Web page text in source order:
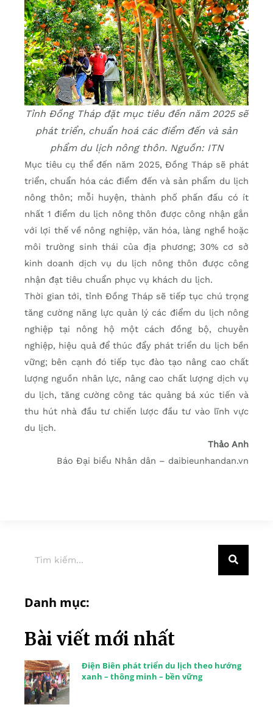
Tỉnh Đồng Tháp đặt mục tiêu đến năm 2025 sẽ
phát triển, chuẩn hoá các điểm đến và sản
phẩm du lịch nông thôn. Nguồn: ITN
Mục tiêu cụ thể đến năm 2025, Đồng Tháp sẽ phát
triển, chuẩn hóa các điểm đến và sản phẩm du lịch
nông thôn; mỗi huyện, thành phố phấn đấu có ít
nhất 1 điểm du lịch nông thôn được công nhận gắn
với lợi thế về nông nghiệp, văn hóa, làng nghề hoặc
môi trường sinh thái của địa phương; 30% cơ sở
kinh doanh dịch vụ du lịch nông thôn được công
nhận đạt tiêu chuẩn phục vụ khách du lịch.
Thời gian tới, tỉnh Đồng Tháp sẽ tiếp tục chú trọng
tăng cường năng lực quản lý các điểm du lịch nông
nghiệp tại nông hộ một cách đồng bộ, chuyên
nghiệp, hiệu quả để thúc đẩy phát triển du lịch bền
vững; bên cạnh đó tiếp tục đào tạo nâng cao chất
lượng nguồn nhân lực, nâng cao chất lượng dịch vụ
du lịch, tăng cường công tác quảng bá xúc tiến và
thu hút nhà đầu tư chiến lược đầu tư vào lĩnh vực
du lịch.
Thảo Anh
Báo Đại biểu Nhân dân – daibieunhandan.vn
Danh mục:
Bài viết mới nhất
Điện Biên phát triển du lịch theo hướng
xanh – thông minh – bền vững